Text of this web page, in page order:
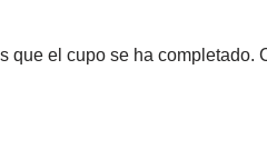
que el cupo se ha completado.